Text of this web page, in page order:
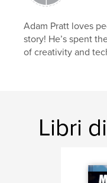
Parole chiave
photography , film
Adam Pratt loves
story! He’s spent
of creativity and
Libri